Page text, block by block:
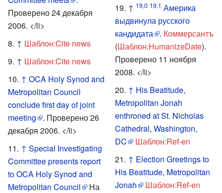
Проверено 24 декабря
2006. </li>
↑ Шаблон:Cite news
↑ Шаблон:Cite news
↑ OCA Holy Synod and
Metropolitan Council
conclude first day of joint
meeting
. Проверено 26
декабря 2006. </li>
↑ Special Investigating
Committee presents report
to OCA Holy Synod and
Metropolitan Council
На
↑ 19,0 19,1 Америка
выдвинула русского
кандидата
. Коммерсантъ
(Шаблон:HumanizeDate).
Проверено 11 ноября
2008. </li>
↑ His Beatitude,
Metropolitan Jonah
enthroned at St. Nicholas
Cathedral, Washington,
DC
Шаблон:Ref-en
↑ Election Greetings to
His Beatitude, Metropolitan
Jonah
Шаблон:Ref-en